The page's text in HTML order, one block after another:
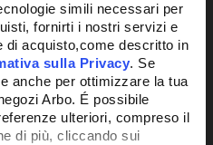
simili necessari per
fornirti i nostri servizi e
di acquisto,come descritto in
sulla Privacy. Se
anche per ottimizzare la tua
Arbo. É possibile
ulteriori, compreso il
di più, cliccando sui